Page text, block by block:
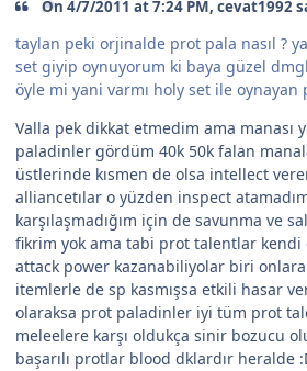
On 4/7/2011 at 7:24 PM, cevat1992
taylan peki orjinalde prot pala nasıl ?
set giyip oynuyorum ki baya güzel
öyle mi yani varmı holy set ile oynayan
Valla pek dikkat etmedim ama manası
paladinler gördüm 40k 50k falan
üstlerinde kısmen de olsa intellect
alliancetılar o yüzden inspect
karşılaşmadığım için de savunma ve
fikrim yok ama tabi prot talentlar kendi
attack power kazanabiliyolar biri
itemlerle de sp kasmışsa etkili hasar
olaraksa prot paladinler iyi tüm prot
meleelere karşı oldukça sinir bozucu
başarılı protlar blood dklardır heralde